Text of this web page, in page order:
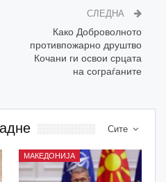
СЛЕДНА
Како Доброволното
противпожарно друштво
Кочани ги освои срцата
на сограѓаните
Сите
МАКЕДОНИЈА